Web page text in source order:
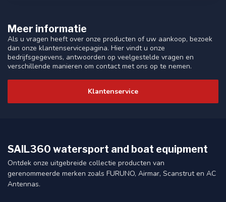
Meer informatie
Als u vragen heeft over onze producten of uw aankoop, bezoek
dan onze klantenservicepagina. Hier vindt u onze
bedrijfsgegevens, antwoorden op veelgestelde vragen en
verschillende manieren om contact met ons op te nemen.
Klantenservice
SAIL360 watersport and boat equipment
Ontdek onze uitgebreide collectie producten van
gerenommeerde merken zoals FURUNO, Airmar, Scanstrut en AC
Antennas.